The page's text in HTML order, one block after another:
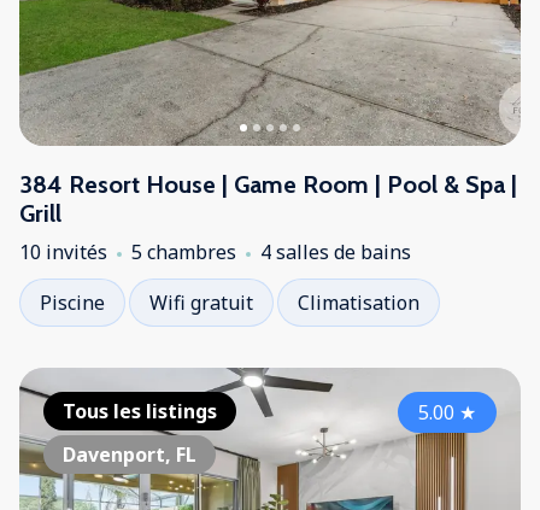
384 Resort House | Game Room | Pool & Spa |
Grill
10 invités 5 chambres
4 salles de bains
Piscine
Wifi gratuit Climatisation
Tous les listings
Davenport, FL
5.00 ★